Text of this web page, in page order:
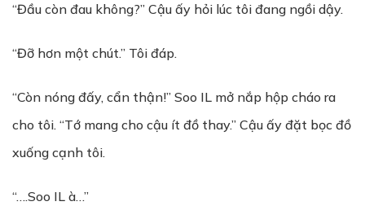
“Đầu còn đau không?” Cậu ấy hỏi lúc tôi đang ngồi dậy.
“Đỡ hơn một chút.” Tôi đáp.
“Còn nóng đấy, cẩn thận!” Soo IL mở nắp hộp cháo ra
cho tôi. “Tớ mang cho cậu ít đồ thay.” Cậu ấy đặt bọc đồ
xuống cạnh tôi.
“….Soo IL à…”